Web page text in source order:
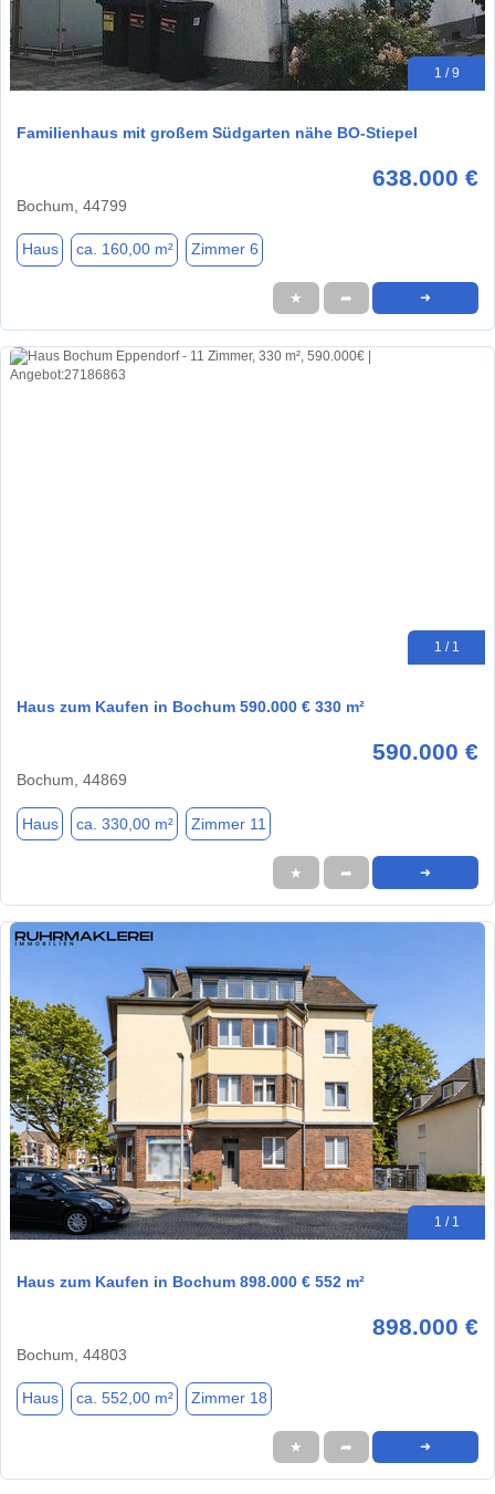
1 / 9
Familienhaus mit großem Südgarten nähe BO-Stiepel
638.000 €
Bochum, 44799
Haus ca. 160,00 m² Zimmer 6
★ ➦ ➜
1 / 1
Haus zum Kaufen in Bochum 590.000 € 330 m²
590.000 €
Bochum, 44869
Haus ca. 330,00 m² Zimmer 11
★ ➦ ➜
1 / 1
Haus zum Kaufen in Bochum 898.000 € 552 m²
898.000 €
Bochum, 44803
Haus ca. 552,00 m² Zimmer 18
★ ➦ ➜